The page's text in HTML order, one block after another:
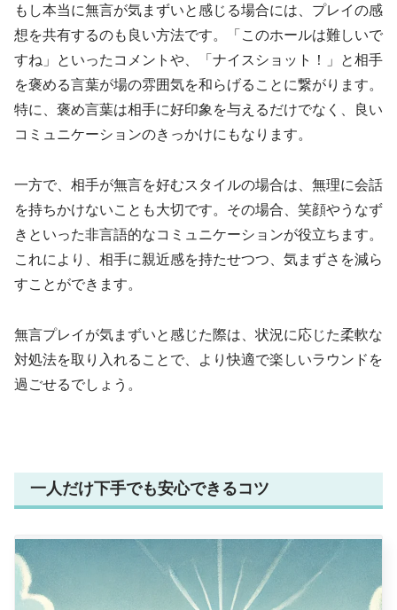
もし本当に無言が気まずいと感じる場合には、プレイの感
想を共有するのも良い方法です。「このホールは難しいで
すね」といったコメントや、「ナイスショット！」と相手
を褒める言葉が場の雰囲気を和らげることに繋がります。
特に、褒め言葉は相手に好印象を与えるだけでなく、良い
コミュニケーションのきっかけにもなります。
一方で、相手が無言を好むスタイルの場合は、無理に会話
を持ちかけないことも大切です。その場合、笑顔やうなず
きといった非言語的なコミュニケーションが役立ちます。
これにより、相手に親近感を持たせつつ、気まずさを減ら
すことができます。
無言プレイが気まずいと感じた際は、状況に応じた柔軟な
対処法を取り入れることで、より快適で楽しいラウンドを
過ごせるでしょう。
一人だけ下手でも安心できるコツ